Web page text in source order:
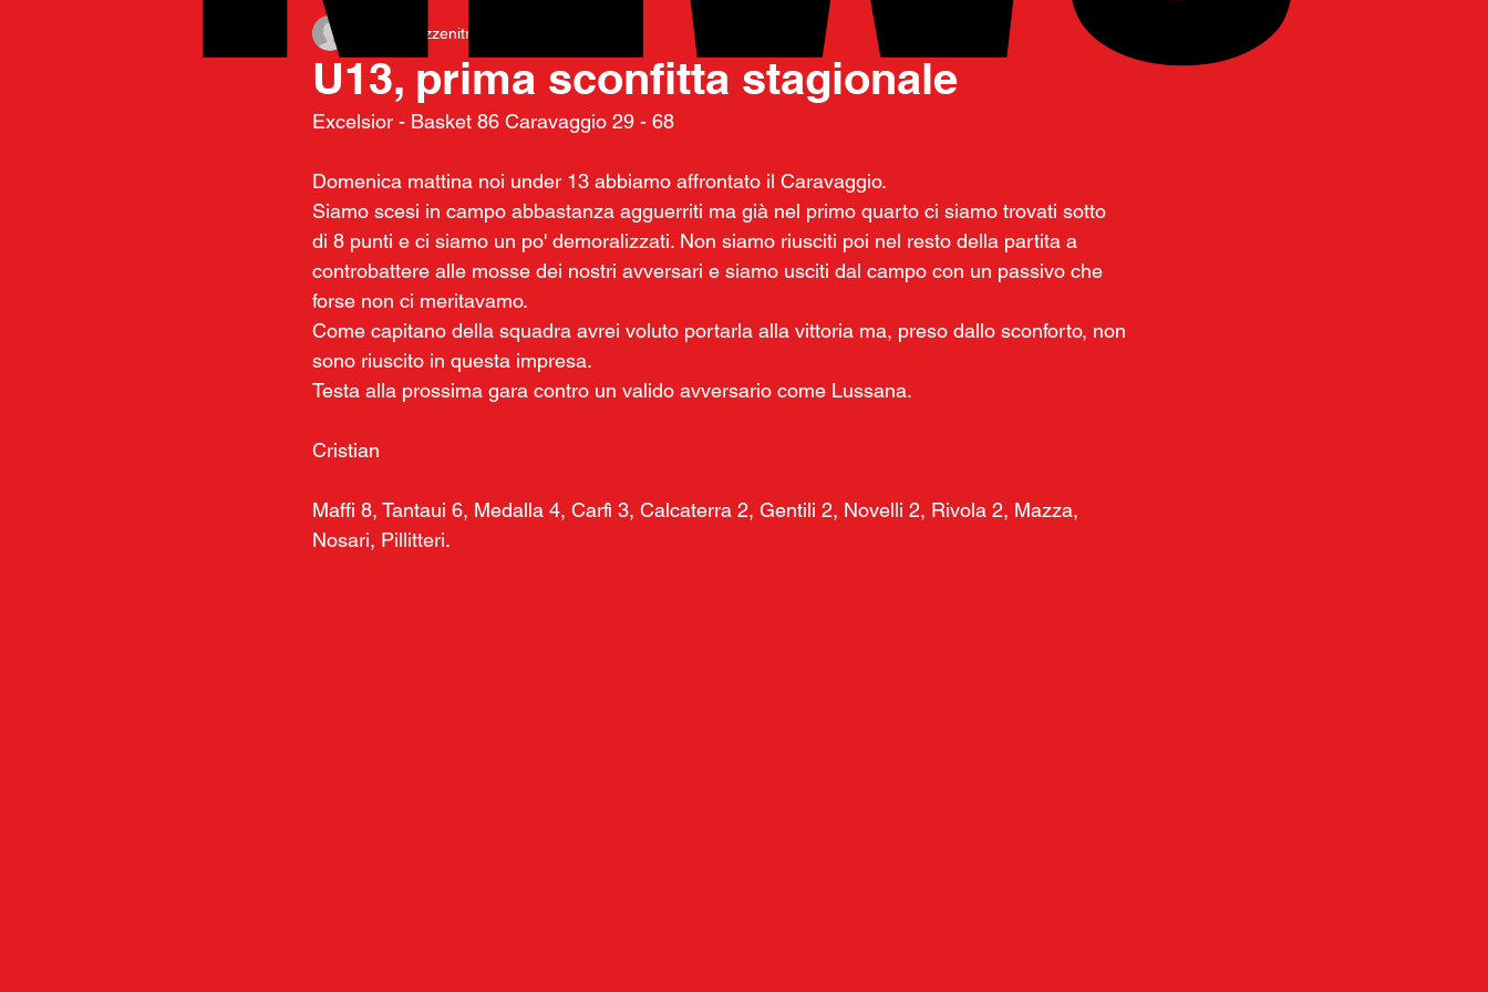
U13, prima sconfitta stagionale
lucagavazzenitr
Excelsior - Basket 86 Caravaggio 29 - 68
Domenica mattina noi under 13 abbiamo affrontato il Caravaggio.
Siamo scesi in campo abbastanza agguerriti ma già nel primo quarto ci siamo trovati sotto
di 8 punti e ci siamo un po' demoralizzati. Non siamo riusciti poi nel resto della partita a
controbattere alle mosse dei nostri avversari e siamo usciti dal campo con un passivo che
forse non ci meritavamo.
Come capitano della squadra avrei voluto portarla alla vittoria ma, preso dallo sconforto, non
sono riuscito in questa impresa.
Testa alla prossima gara contro un valido avversario come Lussana.
Cristian
Maffi 8, Tantaui 6, Medalla 4, Carfì 3, Calcaterra 2, Gentili 2, Novelli 2, Rivola 2, Mazza,
Nosari, Pillitteri.